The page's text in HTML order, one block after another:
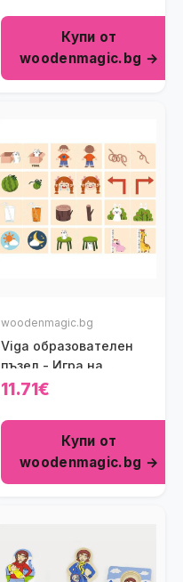
Купи от
woodenmagic.bg →
woodenmagic.bg
Viga образователен
пъзел - Игра на
противоположности
11.71€
Купи от
woodenmagic.bg →